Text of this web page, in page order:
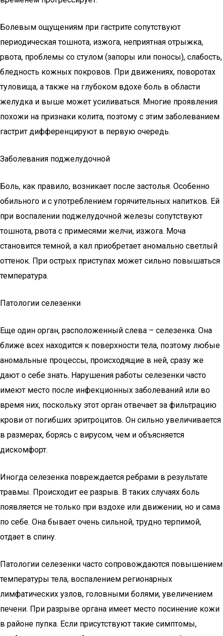
Болевым ощущениям при гастрите сопутствуют
периодическая тошнота, изжога, неприятная отрыжка,
рвота, проблемы со стулом (запоры или поносы), слабость,
бледность кожных покровов. При движениях, поворотах
туловища, а также на глубоком вдохе боль в области
желудка и выше может усиливаться. Многие проявления
похожи на признаки колита, поэтому с этим заболеванием
гастрит дифференцируют в первую очередь.
Заболевания поджелудочной
Боль, как правило, возникает после застолья. Особенно
обильного и с употреблением горячительных напитков. Ей
при воспалении поджелудочной железы сопутствуют
тошнота, рвота с примесями желчи, изжога. Моча
становится темной, а кал приобретает аномально светлый
оттенок. При острых приступах может сильно повышаться
температура.
Патологии селезенки
Еще один орган, расположенный слева – селезенка. Она
ближе всех находится к поверхности тела, поэтому любые
аномальные процессы, происходящие в ней, сразу же
дают о себе знать. Нарушения работы селезенки часто
имеют место после инфекционных заболеваний или во
время них, поскольку этот орган отвечает за фильтрацию
крови от погибших эритроцитов. Он сильно увеличивается
в размерах, борясь с вирусом, чем и объясняется
дискомфорт.
Иногда селезенка повреждается ребрами в результате
травмы. Происходит ее разрыв. В таких случаях боль
появляется не только при вздохе или движении, но и сама
по себе. Она бывает очень сильной, трудно терпимой,
отдает в спину.
Патологии селезенки часто сопровождаются повышением
температуры тела, воспалением регионарных
лимфатических узлов, головными болями, увеличением
печени. При разрыве органа имеет место посинение кожи
в районе пупка. Если присутствуют такие симптомы,